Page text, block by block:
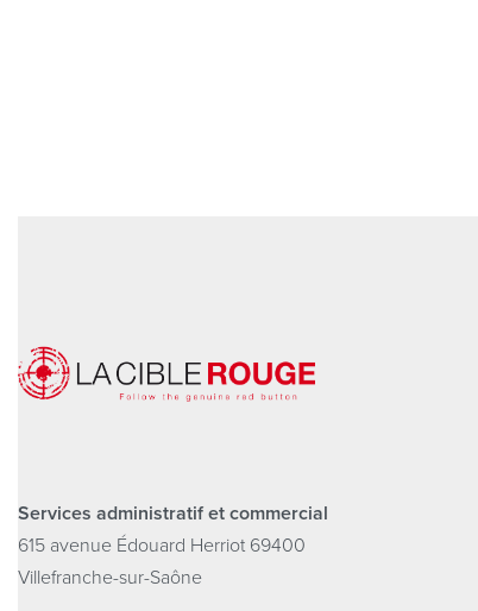
Services administratif et commercial
615 avenue Édouard Herriot 69400
Villefranche-sur-Saône